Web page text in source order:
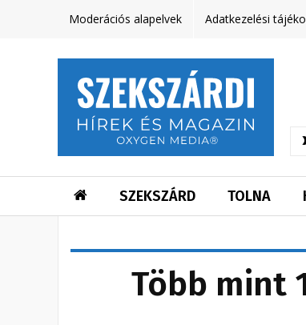
Moderációs alapelvek Adatkezelési
SZEKSZÁRD TOLNA
Több mint